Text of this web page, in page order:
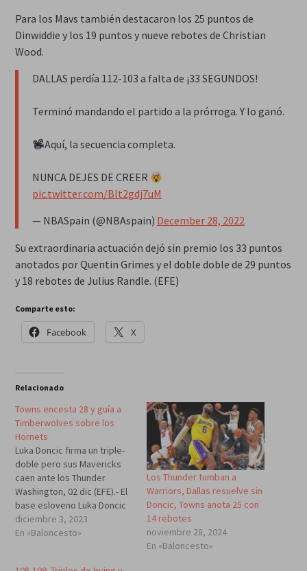
Para los Mavs también destacaron los 25 puntos de
Dinwiddie y los 19 puntos y nueve rebotes de Christian
Wood.
DALLAS perdía 112-103 a falta de ¡33 SEGUNDOS!
Terminó mandando el partido a la prórroga. Y lo ganó.
Aquí, la secuencia completa.
NUNCA DEJES DE CREER
pic.twitter.com/Blt2gdj7uM
— NBASpain (@NBAspain) December 28, 2022
Su extraordinaria actuación dejó sin premio los 33 puntos
anotados por Quentin Grimes y el doble doble de 29 puntos
y 18 rebotes de Julius Randle. (EFE)
Comparte esto:
Facebook X
Relacionado
Towns encesta 28 y guía a
Timberwolves sobre los
Hornets
Luka Doncic firma un triple-
doble pero sus Mavericks
caen ante los Thunder
Washington, 02 dic (EFE).- El
base esloveno Luka Doncic
volvió a firmar este sábado
un espectacular triple-doble
diciembre 3, 2023
En «Baloncesto»
Los Thunder tumban a
Warriors, Dallas resuelve sin
Doncic, Towns anota 25 con
14 rebotes
noviembre 28, 2024
En «Baloncesto»